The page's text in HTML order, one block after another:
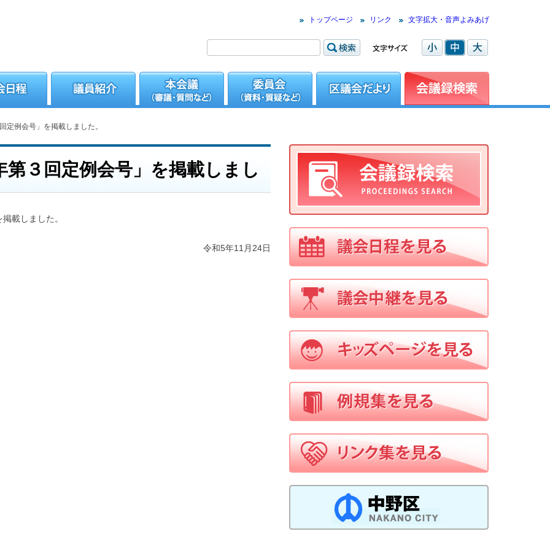
トップページ リンク 文字拡大・音声よみあげ
定例会号」を掲載しました。
第３回定例会号」を掲載しまし
載しました。
令和5年11月24日